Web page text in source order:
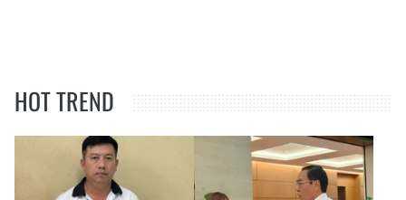
HOT TREND